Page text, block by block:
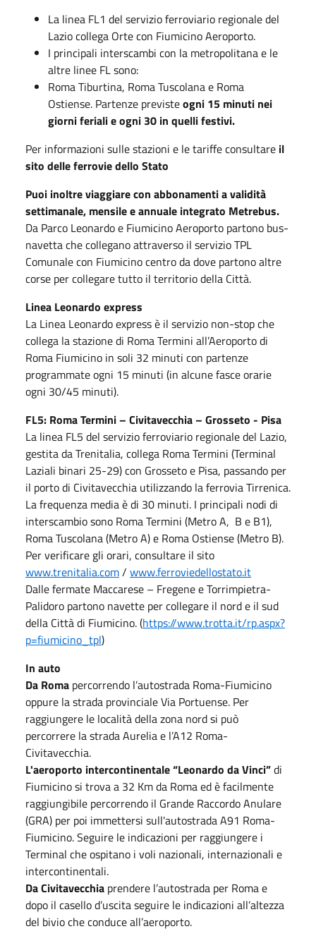
La linea FL1 del servizio ferroviario regionale del
Lazio collega Orte con Fiumicino Aeroporto.
I principali interscambi con la metropolitana e le
altre linee FL sono:
Roma Tiburtina, Roma Tuscolana e Roma
Ostiense. Partenze previsteogni 15 minuti nei
giorni feriali e ogni 30 in quelli festivi.
Per informazioni sulle stazioni e le tariffe consultare il
sito delle ferrovie dello Stato
Puoi inoltre viaggiare con abbonamenti a validità
settimanale, mensile e annuale integrato Metrebus.
Da Parco Leonardo e Fiumicino Aeroporto partono bus-
navetta che collegano attraverso il servizio TPL
Comunale con Fiumicino centro da dove partono altre
corse per collegare tutto il territorio della Città.
Linea Leonardo express
La Linea Leonardo express è il servizio non-stop che
collega la stazione di Roma Termini all’Aeroporto di
Roma Fiumicino in soli 32 minuti con partenze
programmate ogni 15 minuti (in alcune fasce orarie
ogni 30/45 minuti).
FL5: Roma Termini – Civitavecchia – Grosseto - Pisa
La linea FL5 del servizio ferroviario regionale del Lazio,
gestita da Trenitalia, collega Roma Termini (Terminal
Laziali binari 25-29) con Grosseto e Pisa, passando per
il porto di Civitavecchia utilizzando la ferrovia Tirrenica.
La frequenza media è di 30 minuti. I principali nodi di
interscambio sono Roma Termini (Metro A, B e B1),
Roma Tuscolana (Metro A) e Roma Ostiense (Metro B).
Per verificare gli orari, consultare il sito
www.trenitalia.com/ www.ferroviedellostato.it
Dalle fermate Maccarese – Fregene e Torrimpietra-
Palidoro partono navette per collegare il nord e il sud
della Città di Fiumicino. (https://www.trotta.it/rp.aspx?
p=fiumicino_tpl)
In auto
Da Roma percorrendo l’autostrada Roma-Fiumicino
oppure la strada provinciale Via Portuense. Per
raggiungere le località della zona nord si può
percorrere la strada Aurelia e l’A12 Roma-
Civitavecchia.
L'aeroporto intercontinentale “Leonardo da Vinci”di
Fiumicino si trova a 32 Km da Roma ed è facilmente
raggiungibile percorrendo il Grande Raccordo Anulare
(GRA) per poi immettersi sull'autostrada A91 Roma-
Fiumicino. Seguire le indicazioni per raggiungere i
Terminal che ospitano i voli nazionali, internazionali e
intercontinentali.
Da Civitavecchia prendere l’autostrada per Roma e
dopo il casello d’uscita seguire le indicazioni all’altezza
del bivio che conduce all’aeroporto.